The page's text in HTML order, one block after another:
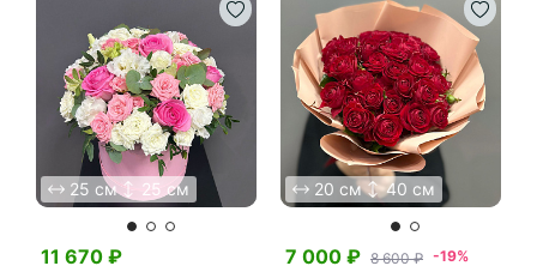
25 см 25 см
11 670 ₽
20 см 40 см
7 000 ₽ 8 600 ₽ -19%